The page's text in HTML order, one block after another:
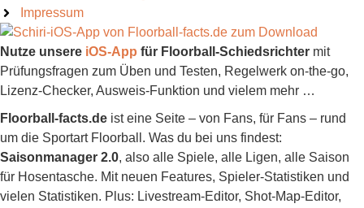
Impressum
Nutze unsere iOS-App für Floorball-Schiedsrichter mit
Prüfungsfragen zum Üben und Testen, Regelwerk on-the-go,
Lizenz-Checker, Ausweis-Funktion und vielem mehr …
Floorball-facts.de ist eine Seite – von Fans, für Fans – rund
um die Sportart Floorball. Was du bei uns findest:
Saisonmanager 2.0, also alle Spiele, alle Ligen, alle Saison
für Hosentasche. Mit neuen Features, Spieler-Statistiken und
vielen Statistiken. Plus: Livestream-Editor, Shot-Map-Editor,